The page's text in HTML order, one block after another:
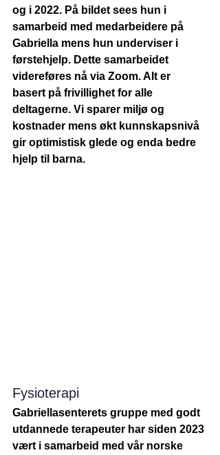
og i 2022. På bildet sees hun i
samarbeid med medarbeidere på
Gabriella mens hun underviser i
førstehjelp. Dette samarbeidet
videreføres nå via Zoom. Alt er
basert på frivillighet for alle
deltagerne. Vi sparer miljø og
kostnader mens økt kunnskapsnivå
gir optimistisk glede og enda bedre
hjelp til barna.
Fysioterapi
Gabriellasenterets gruppe med godt
utdannede terapeuter har siden 2023
vært i samarbeid med vår norske